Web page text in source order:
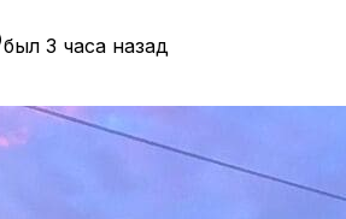
был 3 часа назад